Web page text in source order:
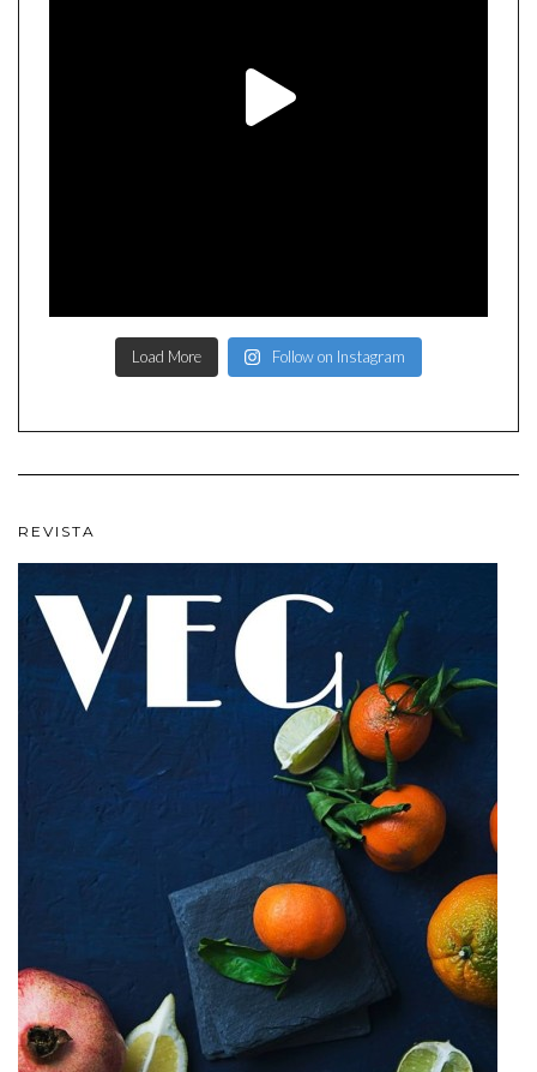
Load More Follow on Instagram
REVISTA